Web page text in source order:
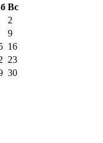
Вс
2
9
16
23
30